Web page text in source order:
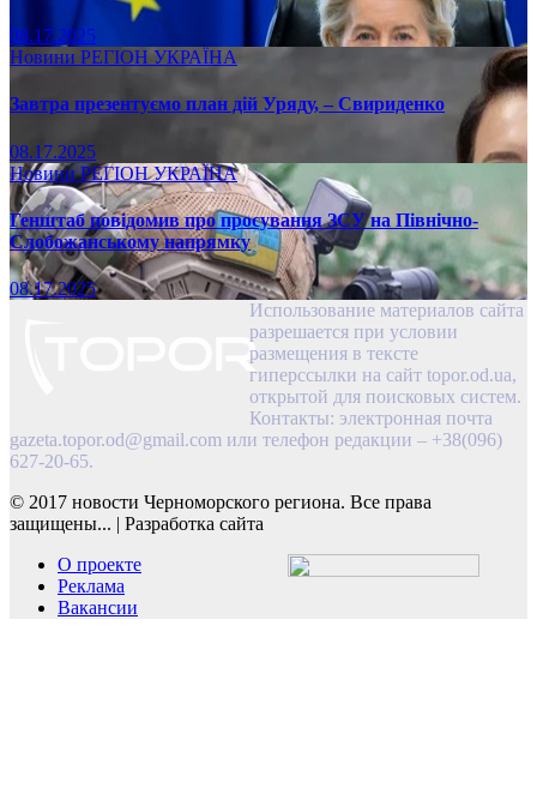
08.17.2025
Новини РЕГІОН УКРАЇНА
Завтра презентуємо план дій Уряду, – Свириденко
08.17.2025
НовиниРЕГІОНУКРАЇНА
Генштаб повідомив про просування ЗСУ на Північно-
Слобожанському напрямку
08.17.2025
Использование материалов сайта
разрешается при условии
размещения в тексте
гиперссылки на сайт topor.od.ua,
открытой для поисковых систем.
Контакты: электронная почта
gazeta.topor.od@gmail.com или телефон редакции – +38(096)
627-20-65.
© 2017 новости Черноморского региона. Все права
защищены... | Разработка сайта
О проекте
Реклама
Вакансии